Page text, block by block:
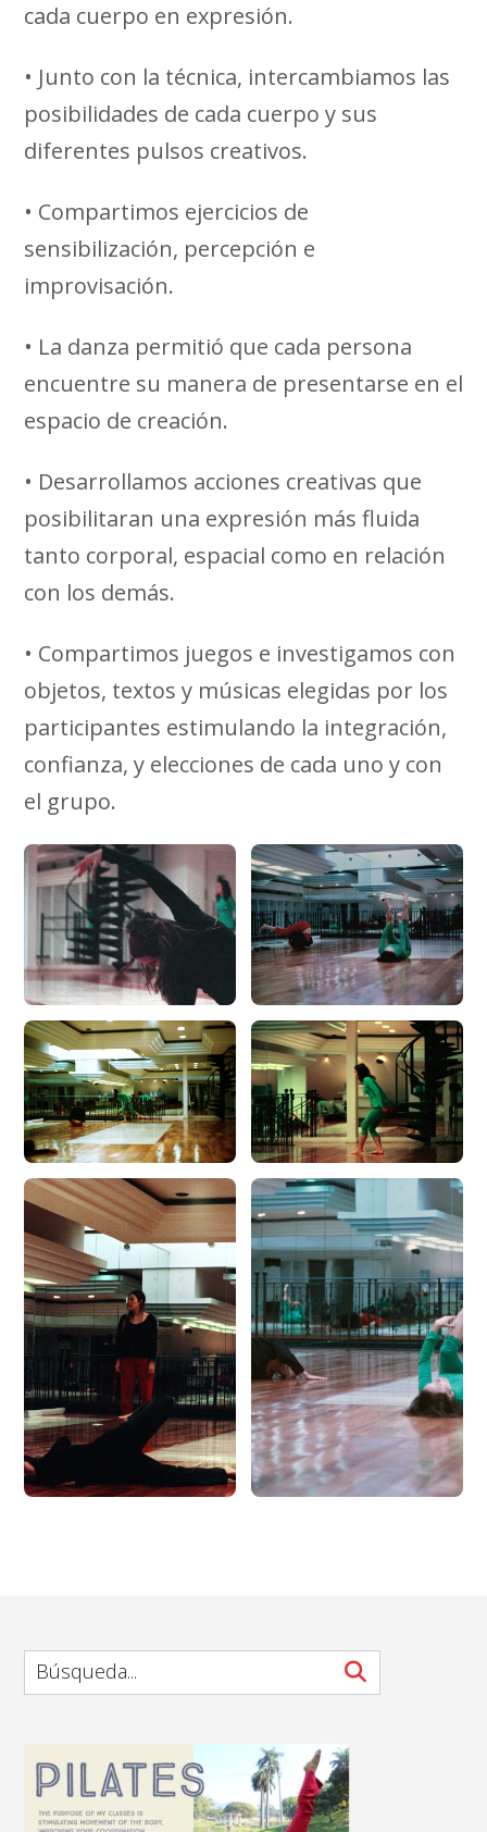
cada cuerpo en expresión.
• Junto con la técnica, intercambiamos las
posibilidades de cada cuerpo y sus
diferentes pulsos creativos.
• Compartimos ejercicios de
sensibilización, percepción e
improvisación.
• La danza permitió que cada persona
encuentre su manera de presentarse en el
espacio de creación.
• Desarrollamos acciones creativas que
posibilitaran una expresión más fluida
tanto corporal, espacial como en relación
con los demás.
• Compartimos juegos e investigamos con
objetos, textos y músicas elegidas por los
participantes estimulando la integración,
confianza, y elecciones de cada uno y con
el grupo.